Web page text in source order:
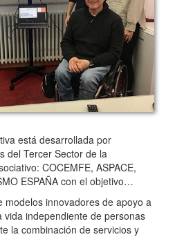
está desarrollada por
del Tercer Sector de la
COCEMFE, ASPACE,
ESPAÑA con el objetivo…
innovadores de apoyo a
independiente de personas
la combinación de servicios y